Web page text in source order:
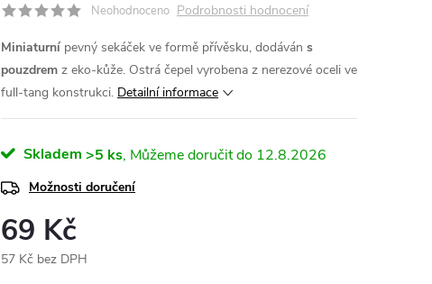
Neohodnoceno Podrobnosti hodnocení
Miniaturní pevný sekáček ve formě přívěsku, dodáván s
pouzdrem z eko-kůže. Ostrá čepel vyrobena z nerezové oceli ve
full-tang konstrukci. Detailní informace
Skladem >5 ks 12.8.2026
Možnosti doručení
69 Kč
57 Kč bez DPH